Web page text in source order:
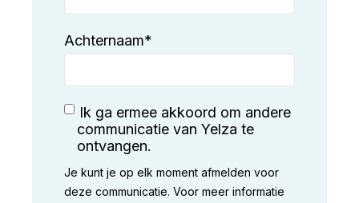
Achternaam*
Ik ga ermee akkoord om andere
communicatie van Yelza te
ontvangen.
Je kunt je op elk moment afmelden voor
deze communicatie. Voor meer informatie